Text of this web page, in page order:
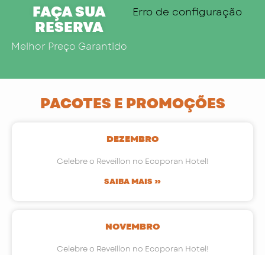
FAÇA SUA
RESERVA
Melhor Preço Garantido
Erro de configuração
PACOTES E PROMOÇÕES
DEZEMBRO
Celebre o Reveillon no Ecoporan Hotel!
SAIBA MAIS »
NOVEMBRO
Celebre o Reveillon no Ecoporan Hotel!